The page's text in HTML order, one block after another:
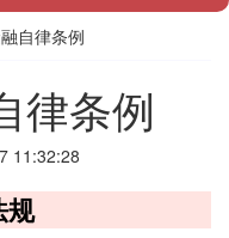
自律条例
律条例
11:32:28
规